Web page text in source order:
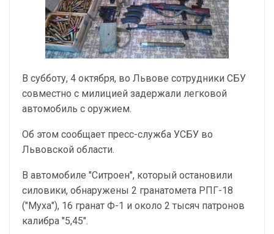
В субботу, 4 октября, во Львове сотрудники СБУ
совместно с милицией задержали легковой
автомобиль с оружием.
Об этом сообщает пресс-служба УСБУ во
Львовской области.
В автомобиле "Ситроен", который остановили
силовики, обнаружены 2 гранатомета РПГ-18
("Муха"), 16 гранат Ф-1 и около 2 тысяч патронов
калибра "5,45".